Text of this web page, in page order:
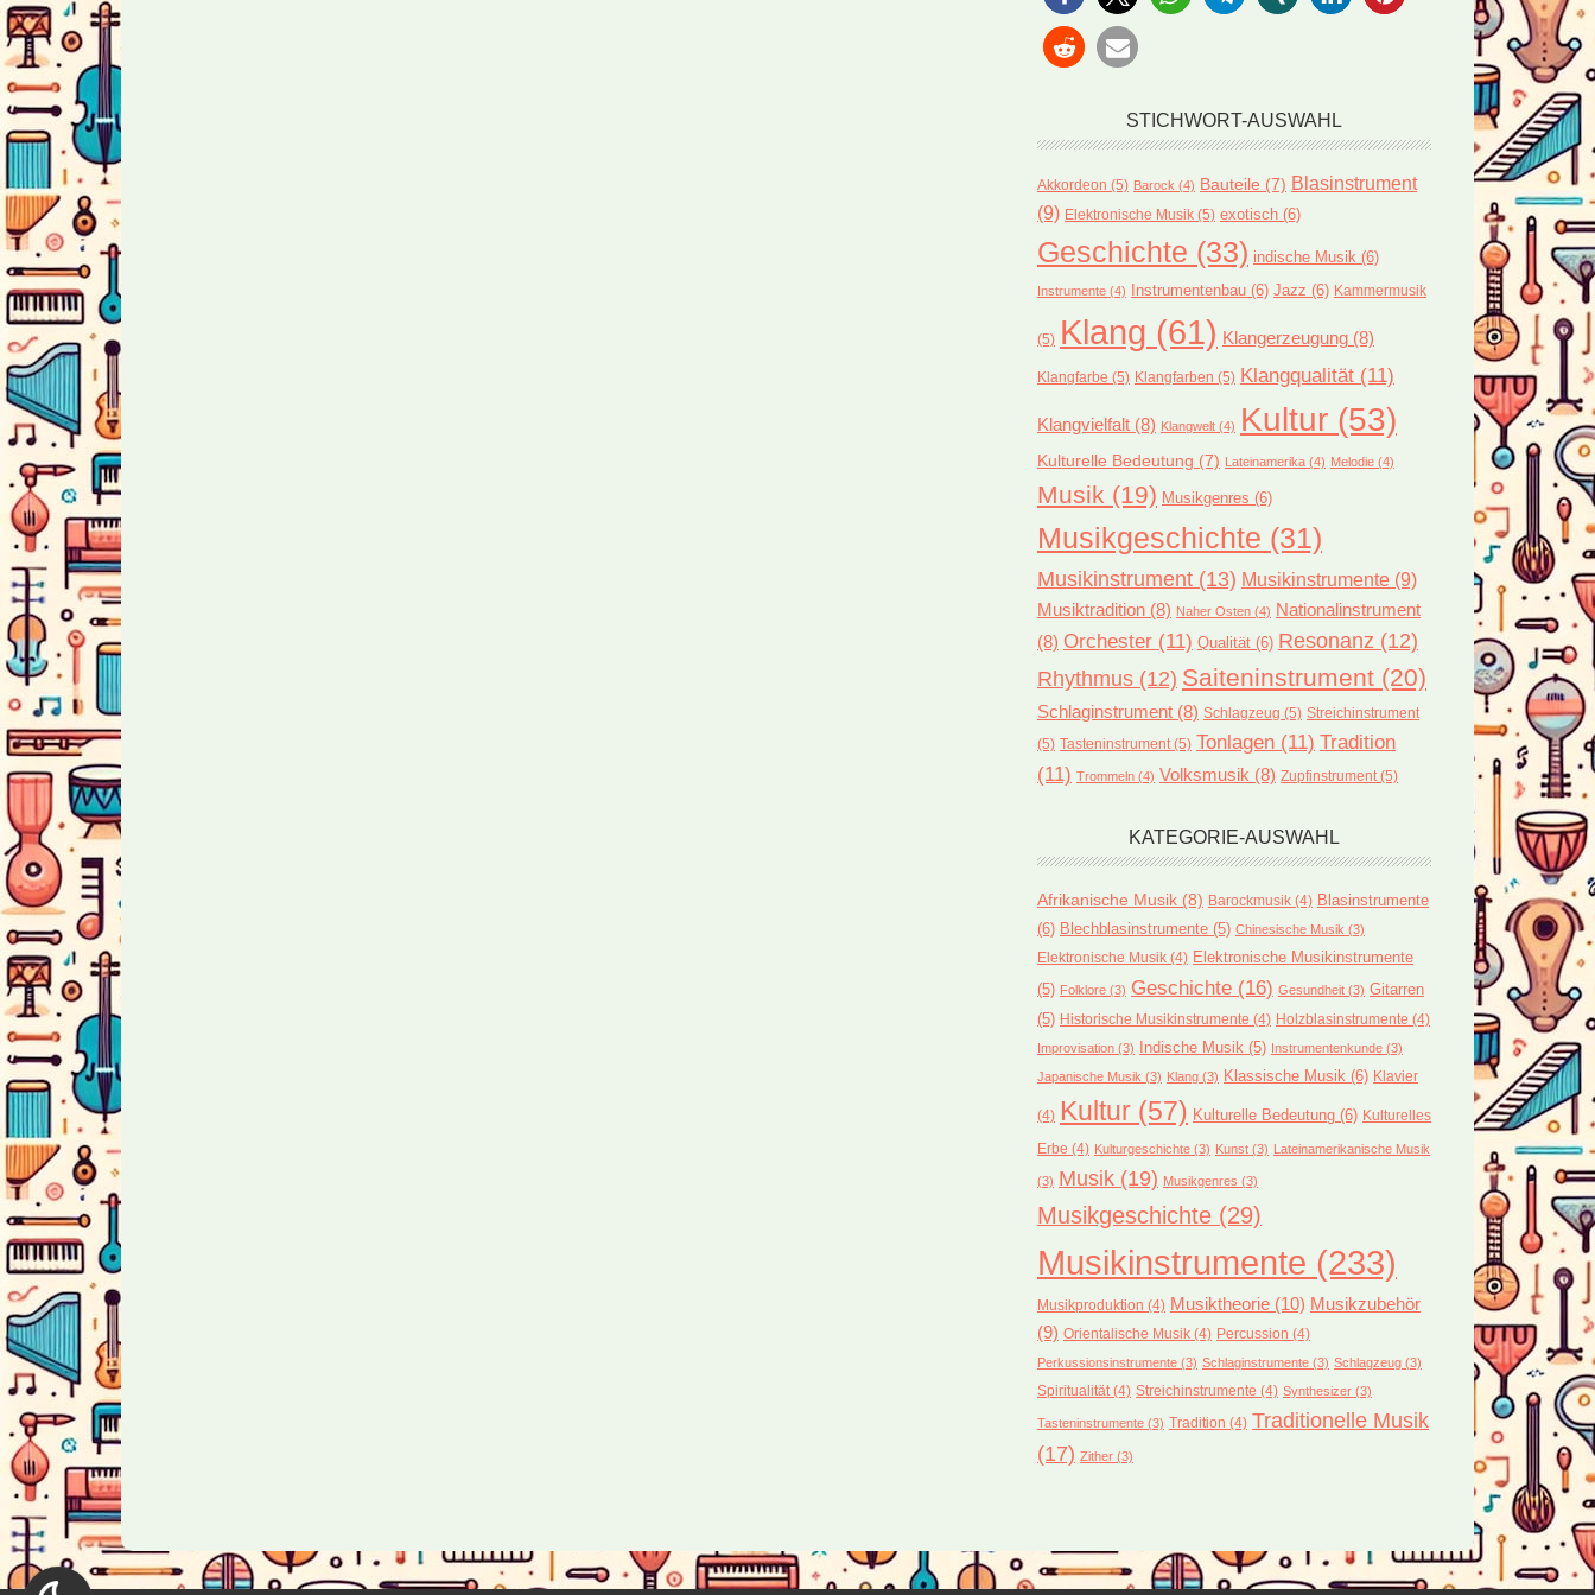
STICHWORT-AUSWAHL
Akkordeon (5) Barock (4) Bauteile (7) Blasinstrument
(9) Elektronische Musik (5) exotisch (6)
Geschichte (33) indische Musik (6)
Instrumente (4) Instrumentenbau (6) Jazz (6) Kammermusik
(5) Klang (61) Klangerzeugung (8)
Klangfarbe (5) Klangfarben (5) Klangqualität (11)
Klangvielfalt (8) Klangwelt (4) Kultur (53)
Kulturelle Bedeutung (7) Lateinamerika (4) Melodie (4)
Musik (19) Musikgenres (6)
Musikgeschichte (31)
Musikinstrument (13) Musikinstrumente (9)
Musiktradition (8) Naher Osten (4) Nationalinstrument
(8) Orchester (11) Qualität (6) Resonanz (12)
Rhythmus (12) Saiteninstrument (20)
Schlaginstrument (8) Schlagzeug (5) Streichinstrument
(5) Tasteninstrument(5) Tonlagen (11) Tradition
(11) Trommeln (4) Volksmusik (8) Zupfinstrument(5)
KATEGORIE-AUSWAHL
Afrikanische Musik (8) Barockmusik (4) Blasinstrumente
(6) Blechblasinstrumente (5) Chinesische Musik (3)
Elektronische Musik (4) Elektronische Musikinstrumente
(5) Folklore (3) Geschichte (16) Gesundheit (3) Gitarren
(5) Historische Musikinstrumente (4) Holzblasinstrumente (4)
Improvisation (3) Indische Musik (5) Instrumentenkunde (3)
Japanische Musik (3) Klang (3) Klassische Musik (6) Klavier
(4) Kultur (57) Kulturelle Bedeutung (6) Kulturelles
Erbe (4) Kulturgeschichte (3) Kunst (3) Lateinamerikanische Musik
(3) Musik (19) Musikgenres (3)
Musikgeschichte (29)
Musikinstrumente (233)
Musikproduktion (4) Musiktheorie (10) Musikzubehör
(9) Orientalische Musik (4) Percussion (4)
Perkussionsinstrumente (3) Schlaginstrumente (3) Schlagzeug (3)
Spiritualität (4) Streichinstrumente (4) Synthesizer (3)
Tasteninstrumente (3) Tradition (4) Traditionelle Musik
(17) Zither (3)